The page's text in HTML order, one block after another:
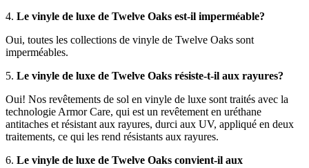
4. Le vinyle de luxe de Twelve Oaks est-il imperméable?
Oui, toutes les collections de vinyle de Twelve Oaks sont
imperméables.
5. Le vinyle de luxe de Twelve Oaks résiste-t-il aux rayures?
Oui! Nos revêtements de sol en vinyle de luxe sont traités avec la
technologie Armor Care, qui est un revêtement en uréthane
antitaches et résistant aux rayures, durci aux UV, appliqué en deux
traitements, ce qui les rend résistants aux rayures.
6. Le vinyle de luxe de Twelve Oaks convient-il aux